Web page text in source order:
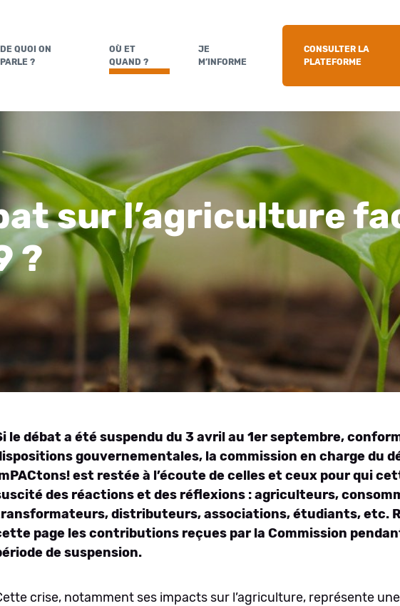
DE QUOI ON
PARLE ?
OÙ ET
QUAND ?
JE
M’INFORME
CONSULTER LA
PLATEFORME
sur l’agriculture
?
le débat a été suspendu du 3 avril au 1er septembre,
gouvernementales, la commission en charge du
est restée à l’écoute de celles et ceux pour qui
des réactions et des réflexions : agriculteurs,
distributeurs, associations, étudiants, etc.
page les contributions reçues par la Commission
de suspension.
crise, notamment ses impacts sur l’agriculture, représente